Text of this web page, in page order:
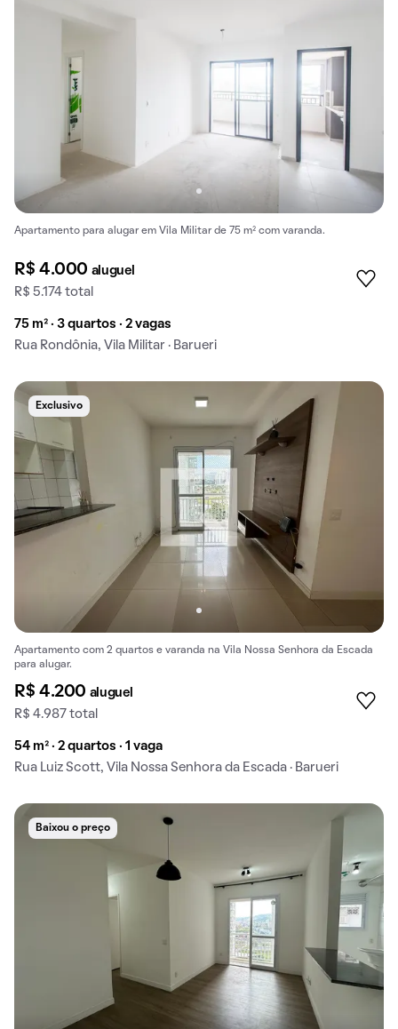
Apartamento para alugar em Vila Militar de 75 m² com varanda.
R$ 4.000 aluguel
R$ 5.174 total
75 m² · 3 quartos · 2 vagas
Rua Rondônia, Vila Militar · Barueri
Exclusivo
Apartamento com 2 quartos e varanda na Vila Nossa Senhora da Escada
para alugar.
R$ 4.200 aluguel
R$ 4.987 total
54 m² · 2 quartos · 1 vaga
Rua Luiz Scott, Vila Nossa Senhora da Escada · Barueri
Baixou o preço